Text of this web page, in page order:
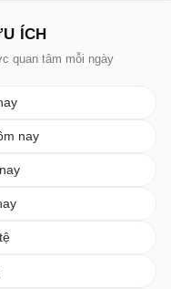
ÍCH
quan tâm mỗi ngày
nay